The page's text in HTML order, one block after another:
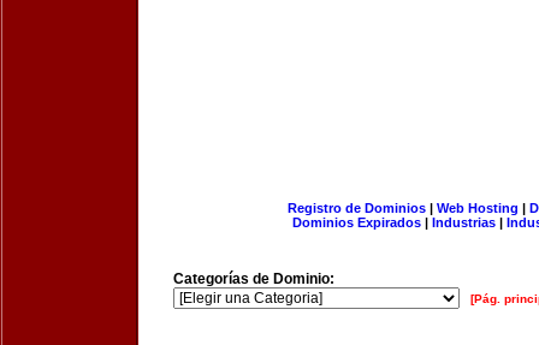
Registro de Dominios| Web Hosting |
Dominios Expirados | Industrias |
Categorías de Dominio:
[Pág.